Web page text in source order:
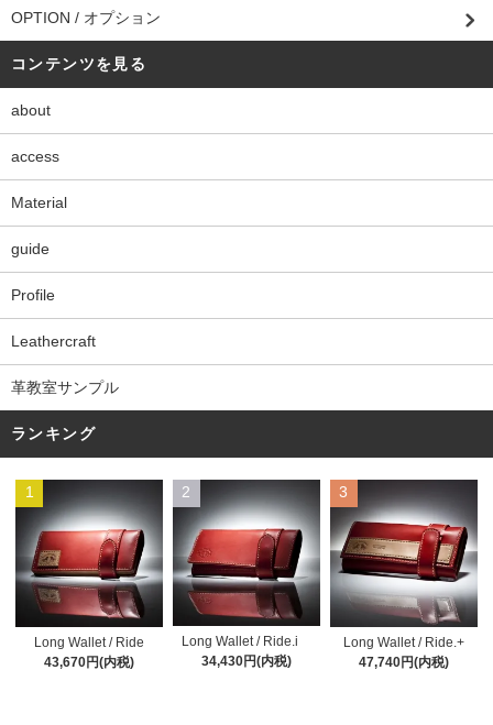
OPTION / オプション
コンテンツを見る
about
access
Material
guide
Profile
Leathercraft
革教室サンプル
ランキング
1
Long Wallet / Ride
43,670円(内税)
2
Long Wallet / Ride.i
34,430円(内税)
3
Long Wallet / Ride.+
47,740円(内税)